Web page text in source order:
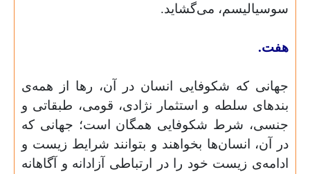
سوسیالیسم، می‌گشاید.
هفت.
جهانی که شکوفایی انسان در آن، رها از همه‌ی
بندهای سلطه و استثمار نژادی، قومی، طبقاتی و
جنسی، شرط شکوفایی همگان است؛ جهانی که
در آن، انسان‌ها بخواهند و بتوانند شرایط زیست و
ادامه‌‌ی زیست خود را در ارتباطی آزادانه و آگاهانه